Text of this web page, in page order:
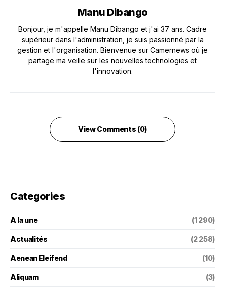
Manu Dibango
Bonjour, je m'appelle Manu Dibango et j'ai 37 ans. Cadre
supérieur dans l'administration, je suis passionné par la
gestion et l'organisation. Bienvenue sur Camernews où je
partage ma veille sur les nouvelles technologies et
l'innovation.
View Comments (0)
Categories
A la une (1 290)
Actualités (2 258)
Aenean Eleifend (10)
Aliquam (3)